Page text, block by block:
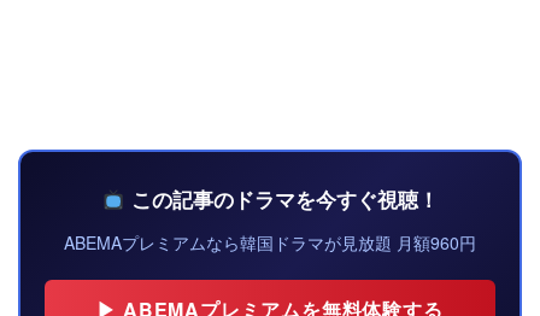
この記事のドラマを今すぐ視聴！
ABEMAプレミアムなら韓国ドラマが見放題 月額960円
▶ ABEMAプレミアムを無料体験する